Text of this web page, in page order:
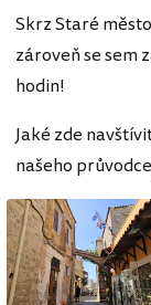
Skrz Staré
zároveň se sem
hodin!
Jaké zde
našeho